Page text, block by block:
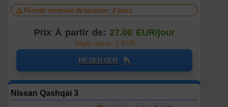
Période minimale de location : 2 jours
Prix À partir de: 27.00 EUR/jour
Dépôt requis: 0 EUR
RÉSERVER
Nissan Qashqai 3